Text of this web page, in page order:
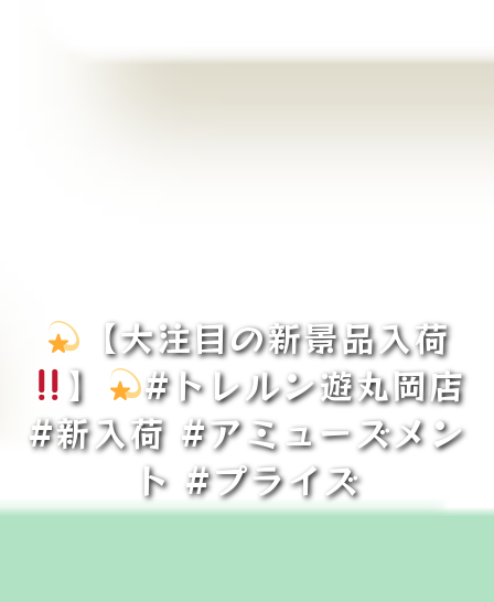
【大注目の新景品入荷
】
#トレルン遊丸岡店
#新入荷 #アミューズメン
ト #プライズ